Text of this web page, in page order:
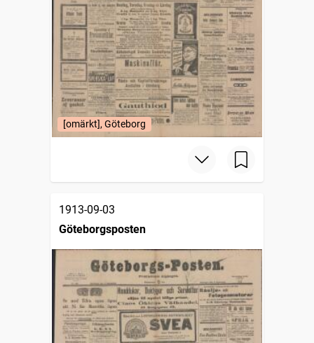
[omärkt], Göteborg
1913-09-03
Göteborgsposten